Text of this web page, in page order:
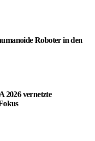
Roboter in den
2026 vernetzte